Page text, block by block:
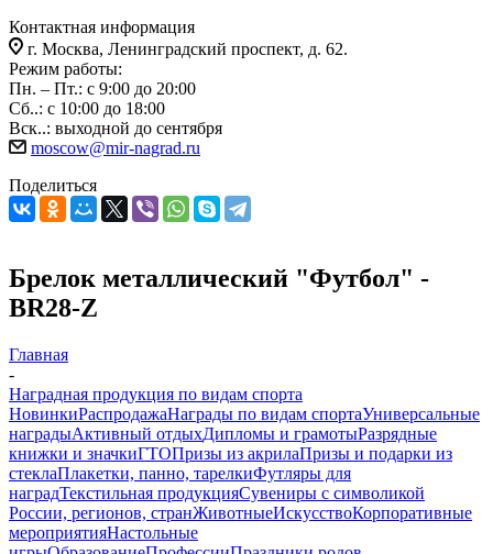
Контактная информация
г. Москва, Ленинградский проспект, д. 62.
Режим работы:
Пн. – Пт.: с 9:00 до 20:00
Сб..: с 10:00 до 18:00
Вск..: выходной до сентября
moscow@mir-nagrad.ru
Поделиться
Брелок металлический "Футбол" -
BR28-Z
Главная
-
Наградная продукция по видам спорта
НовинкиРаспродажаНаграды по видам спортаУниверсальные
наградыАктивный отдыхДипломы и грамотыРазрядные
книжки и значкиГТОПризы из акрилаПризы и подарки из
стеклаПлакетки, панно, тарелкиФутляры для
наградТекстильная продукцияСувениры с символикой
России, регионов, странЖивотныеИскусствоКорпоративные
мероприятияНастольные